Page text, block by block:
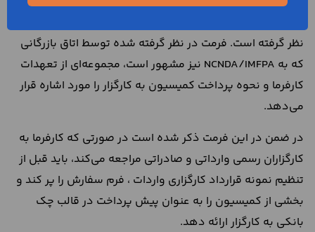
نظر گرفته است. فرمت در نظر گرفته شده توسط اتاق بازرگانی
که به NCNDA/IMFPA نیز مشهور است، مجموعه‌ای از تعهدات
کارفرما و نحوه پرداخت کمیسیون به کارگزار را مورد اشاره قرار
می‌دهد.
در ضمن در این فرمت ذکر شده است در صورتی که کارفرما به
کارگزاران رسمی وارداتی و صادراتی مراجعه می‌کند، باید قبل از
تنظیم نمونه قرارداد کارگزاری واردات ، فرم سفارش را پر کند و
بخشی از کمیسیون را به عنوان پیش پرداخت در قالب چک
بانکی به کارگزار ارائه دهد.